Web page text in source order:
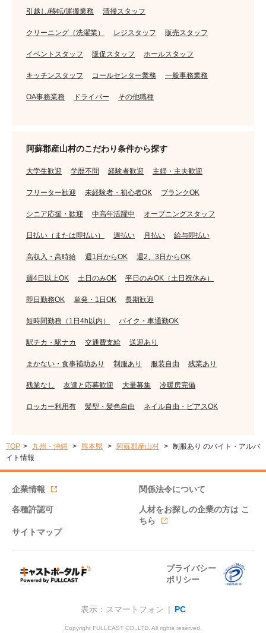
引越し/移転/運搬業務 清掃スタッフ
クリーニング（洗濯業） レジスタッフ 販売スタッフ
イベントスタッフ 販促スタッフ ホールスタッフ
キッチンスタッフ コールセンター業務 一般事務業務
OA事務業務 ドライバー その他職種
阿蘇郡産山村のこだわり条件から探す
大学生歓迎 学歴不問 経験者歓迎 主婦・主夫歓迎
フリーター歓迎 未経験者・初心者OK ブランクOK
シニア応援・歓迎 中高年活躍中 オープニングスタッフ
日払い（または即払い） 週払い 月払い 給与即払い
高収入・高時給 週1日からOK 週2、3日からOK
週4日以上OK 土日のみOK 平日のみOK（土日祝休み）
即日勤務OK 単発・1日OK 長期歓迎
短時間勤務（1日4h以内） バイク・車通勤OK
駅チカ・駅ナカ 交通費支給 送迎あり
まかない・食事補助あり 制服あり 服装自由 残業あり
残業なし 友達と応募歓迎 大量募集 冷暖房完備
ロッカー利用有 髪型・髪色自由 ネイル自由・ピアスOK
TOP 九州・沖縄 熊本県 阿蘇郡産山村
制服あり のバイト・アルバ
イト情報
企業情報 関係法令について
各種許認可 人材をお探しの企業の方は こ
ちら
サイトマップ
プライバシー
ポリシー
表示：スマートフォン | PC
Copyright FULLCAST CO.,LTD. All rights reserved.